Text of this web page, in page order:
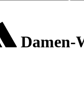
Damen-